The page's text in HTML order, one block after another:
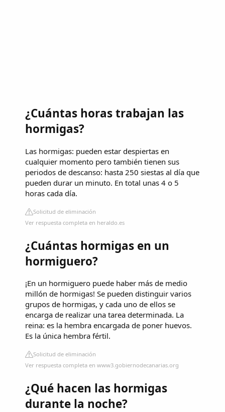
¿Cuántas horas trabajan las
hormigas?
Las hormigas: pueden estar despiertas en
cualquier momento pero también tienen sus
periodos de descanso: hasta 250 siestas al día que
pueden durar un minuto. En total unas 4 o 5
horas cada día.
Solicitud de eliminación
Ver respuesta completa en heraldo.es
¿Cuántas hormigas en un
hormiguero?
¡En un hormiguero puede haber más de medio
millón de hormigas! Se pueden distinguir varios
grupos de hormigas, y cada uno de ellos se
encarga de realizar una tarea determinada. La
reina: es la hembra encargada de poner huevos.
Es la única hembra fértil.
Solicitud de eliminación
Ver respuesta completa en www3.gobiernodecanarias.org
¿Qué hacen las hormigas
durante la noche?